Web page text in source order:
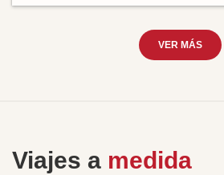
VER MÁS
Viajes a medida